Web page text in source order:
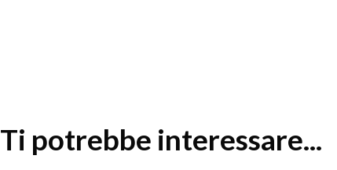
Ti potrebbe interessare...